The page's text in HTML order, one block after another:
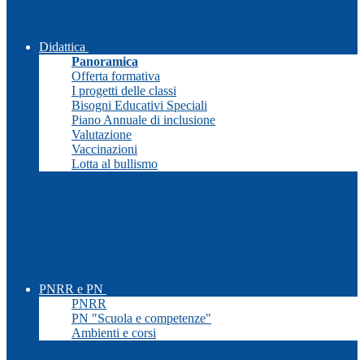
Didattica
Panoramica
Offerta formativa
I progetti delle classi
Bisogni Educativi Speciali
Piano Annuale di inclusione
Valutazione
Vaccinazioni
Lotta al bullismo
PNRR e PN
PNRR
PN "Scuola e competenze"
Ambienti e corsi